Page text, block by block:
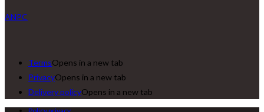
ANPC
TermsOpens in a new tab
PrivacyOpens in a new tab
Delivery policyOpens in a new tab